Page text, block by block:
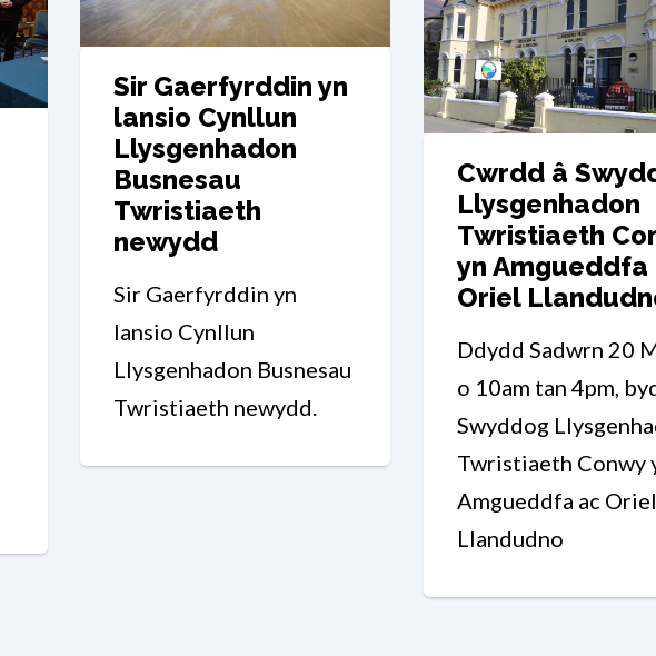
Sir Gaerfyrddin yn
lansio Cynllun
Llysgenhadon
Busnesau
Twristiaeth
newydd
Sir Gaerfyrddin yn
lansio Cynllun
Llysgenhadon Busnesau
Twristiaeth newydd.
Cwrdd â
Llysgenhadon
Twristiaeth
yn Amgueddfa
Oriel
Ddydd Sadwrn 20
o 10am tan 4pm,
Swyddog
Twristiaeth Conwy
Amgueddfa ac Oriel
Llandudno